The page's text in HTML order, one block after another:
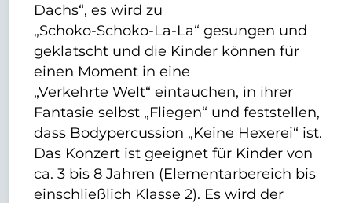
Dachs“, es wird zu
„Schoko-Schoko-La-La“ gesungen und
geklatscht und die Kinder können für
einen Moment in eine
„Verkehrte Welt“ eintauchen, in ihrer
Fantasie selbst „Fliegen“ und feststellen,
dass Bodypercussion „Keine Hexerei“ ist.
Das Konzert ist geeignet für Kinder von
ca. 3 bis 8 Jahren (Elementarbereich bis
einschließlich Klasse 2). Es wird der